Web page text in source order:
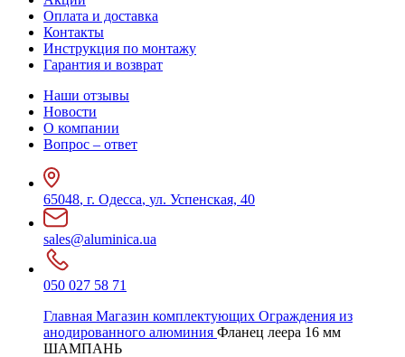
Оплата и доставка
Контакты
Инструкция по монтажу
Гарантия и возврат
Наши отзывы
Новости
О компании
Вопрос – ответ
65048, г. Одесса, ул. Успенская, 40
sales@aluminica.ua
050 027 58 71
Главная Магазин комплектующих Ограждения из
анодированного алюминия Фланец леера 16 мм
ШАМПАНЬ